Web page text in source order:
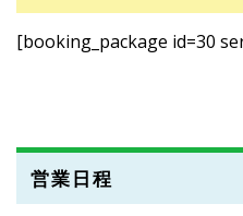
[booking_package id=30
営業日程